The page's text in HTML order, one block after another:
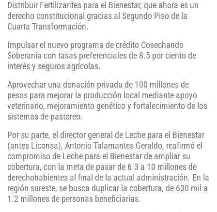
Distribuir Fertilizantes para el Bienestar, que ahora es un
derecho constitucional gracias al Segundo Piso de la
Cuarta Transformación.
Impulsar el nuevo programa de crédito Cosechando
Soberanía con tasas preferenciales de 8.5 por ciento de
interés y seguros agrícolas.
Aprovechar una donación privada de 100 millones de
pesos para mejorar la producción local mediante apoyo
veterinario, mejoramiento genético y fortalecimiento de los
sistemas de pastoreo.
Por su parte, el director general de Leche para el Bienestar
(antes Liconsa), Antonio Talamantes Geraldo, reafirmó el
compromiso de Leche para el Bienestar de ampliar su
cobertura, con la meta de pasar de 6.3 a 10 millones de
derechohabientes al final de la actual administración. En la
región sureste, se busca duplicar la cobertura, de 630 mil a
1.2 millones de personas beneficiarias.